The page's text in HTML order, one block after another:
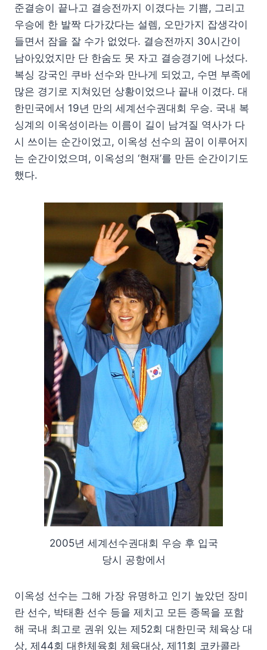
준결승이 끝나고 결승전까지 이겼다는 기쁨, 그리고
우승에 한 발짝 다가갔다는 설렘, 오만가지 잡생각이
들면서 잠을 잘 수가 없었다. 결승전까지 30시간이
남아있었지만 단 한숨도 못 자고 결승경기에 나섰다.
복싱 강국인 쿠바 선수와 만나게 되었고, 수면 부족에
많은 경기로 지쳐있던 상황이었으나 끝내 이겼다. 대
한민국에서 19년 만의 세계선수권대회 우승. 국내 복
싱계의 이옥성이라는 이름이 길이 남겨질 역사가 다
시 쓰이는 순간이었고, 이옥성 선수의 꿈이 이루어지
는 순간이었으며, 이옥성의 ‘현재’를 만든 순간이기도
했다.
2005년 세계선수권대회 우승 후 입국
당시 공항에서
이옥성 선수는 그해 가장 유명하고 인기 높았던 장미
란 선수, 박태환 선수 등을 제치고 모든 종목을 포함
해 국내 최고로 권위 있는 제52회 대한민국 체육상 대
상, 제44회 대한체육회 체육대상, 제11회 코카콜라